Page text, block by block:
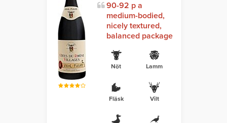
90-92 p a
medium-bodied,
nicely textured,
balanced package
Nöt Lamm
Fläsk Vilt